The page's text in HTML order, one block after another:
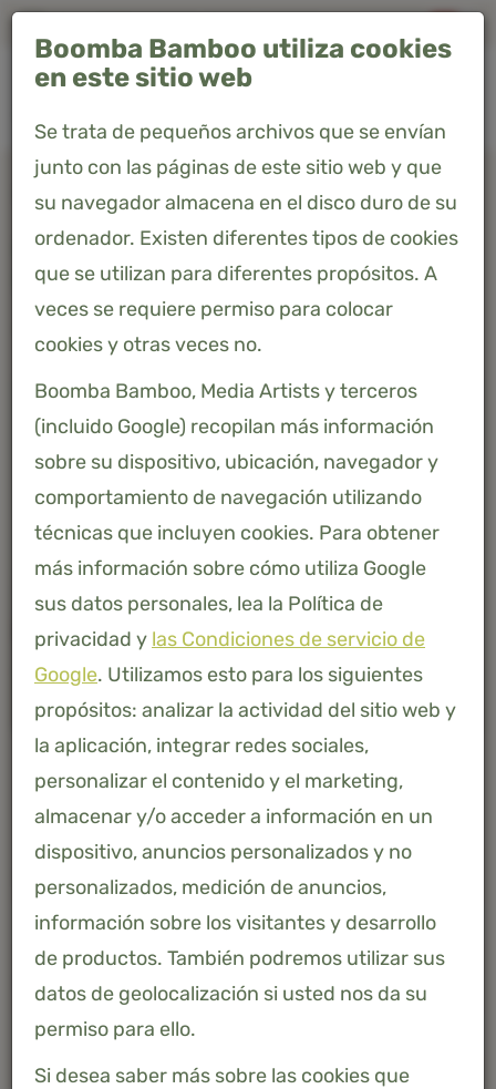
Home Productos Funda nórdica - Soft Taupe - Premium
FUNDA NÓRDICA - SOFT TAUPE -
PREMIUM
104,06 €
CARRIL DE ENTRADA
Sí, con una tira por dentro
AFMETING
140 X 200
Boomba Bamboo utiliza cookies
en este sitio web
Se trata de pequeños archivos que se envían
junto con las páginas de este sitio web y que
su navegador almacena en el disco duro de su
ordenador. Existen diferentes tipos de cookies
que se utilizan para diferentes propósitos. A
veces se requiere permiso para colocar
cookies y otras veces no.
Boomba Bamboo, Media Artists y terceros
(incluido Google) recopilan más información
sobre su dispositivo, ubicación, navegador y
comportamiento de navegación utilizando
técnicas que incluyen cookies. Para obtener
más información sobre cómo utiliza Google
sus datos personales, lea la Política de
privacidad y las Condiciones de servicio de
Google. Utilizamos esto para los siguientes
propósitos: analizar la actividad del sitio web y
la aplicación, integrar redes sociales,
personalizar el contenido y el marketing,
almacenar y/o acceder a información en un
dispositivo, anuncios personalizados y no
personalizados, medición de anuncios,
información sobre los visitantes y desarrollo
de productos. También podremos utilizar sus
datos de geolocalización si usted nos da su
permiso para ello.
Si desea saber más sobre las cookies que